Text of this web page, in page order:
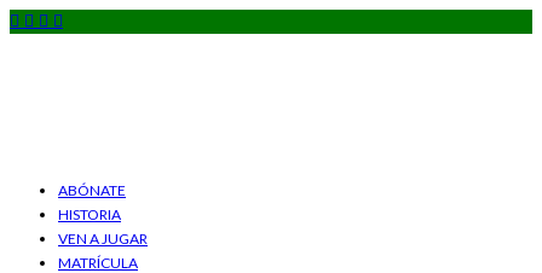
ABÓNATE
HISTORIA
VEN A JUGAR
MATRÍCULA